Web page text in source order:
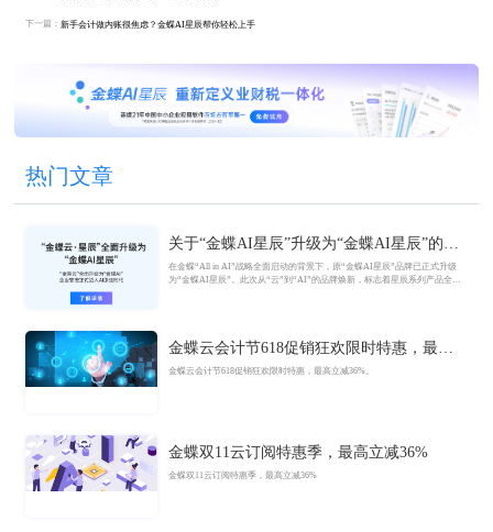
下一篇：新手会计做内账很焦虑？金蝶AI星辰帮你轻松上手
热门文章
关于“金蝶AI星辰”升级为“金蝶AI星辰”的官
方公告
在金蝶“All in AI”战略全面启动的背景下，原“金蝶AI星辰”品牌已正式升级
为“金蝶AI星辰”。此次从“云”到“AI”的品牌焕新，标志着星辰系列产品全面
金蝶云会计节618促销狂欢限时特惠，最高
立减36%
金蝶云会计节618促销狂欢限时特惠，最高立减36%。
金蝶双11云订阅特惠季，最高立减36%
金蝶双11云订阅特惠季，最高立减36%